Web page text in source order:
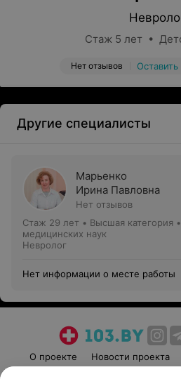
Стаж 5 лет •
Нет отзывов
Другие специалисты
Марьенко
Ирина Павловна
Нет отзывов
Стаж 29 лет • Высшая категория •
медицинских наук
Невролог
Нет информации о месте работы
О проекте Новости проекта